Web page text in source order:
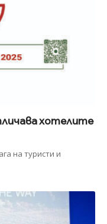
хотелите
на туристи и